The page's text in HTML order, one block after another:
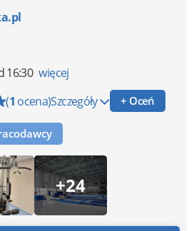
16:30 więcej
(1 ocena)Szczegóły + Oceń
+24